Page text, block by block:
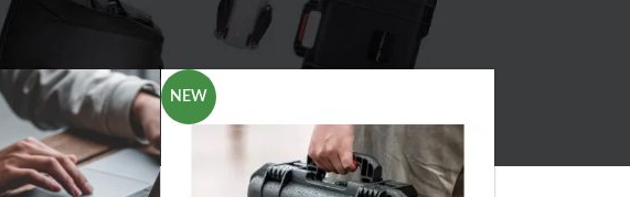
12 24
NEW